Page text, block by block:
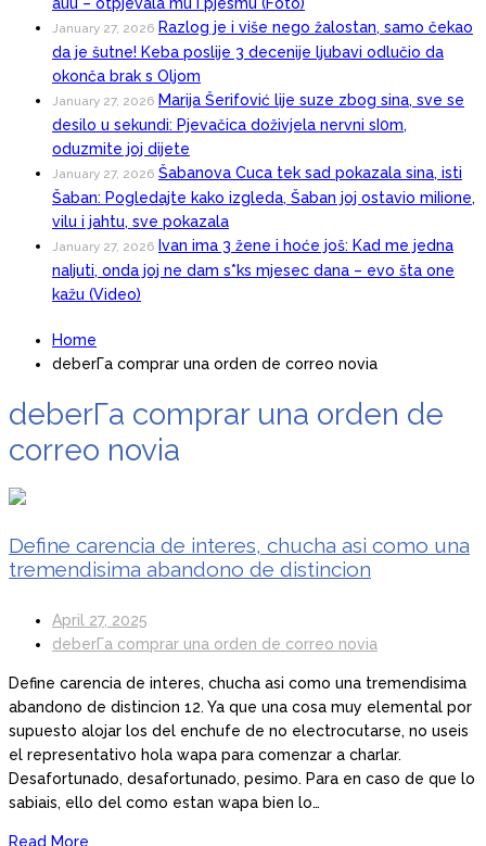
January 27, 2026 Razlog je i više nego žalostan, samo čekao
da je šutne! Keba poslije 3 decenije ljubavi odlučio da
okonča brak s Oljom
January 27, 2026 Marija Šerifović lije suze zbog sina, sve se
desilo u sekundi: Pjevačica doživjela nervni sI0m,
oduzmite joj dijete
January 27, 2026 Šabanova Cuca tek sad pokazala sina, isti
Šaban: Pogledajte kako izgleda, Šaban joj ostavio miIione,
vilu i jahtu, sve pokazala
January 27, 2026 Ivan ima 3 žene i hoće još: Kad me jedna
naIjuti, onda joj ne dam s*ks mjesec dana – evo šta one
kažu (Video)
Home
deberГ­a comprar una orden de correo novia
deberГ­a comprar una orden de
correo novia
Define carencia de interes, chucha asi como una
tremendisima abandono de distincion
April 27, 2025
deberГ­a comprar una orden de correo novia
Define carencia de interes, chucha asi como una tremendisima
abandono de distincion 12. Ya que una cosa muy elemental por
supuesto alojar los del enchufe de no electrocutarse, no useis
el representativo hola wapa para comenzar a charlar.
Desafortunado, desafortunado, pesimo. Para en caso de que lo
sabiais, ello del como estan wapa bien lo…
Read More